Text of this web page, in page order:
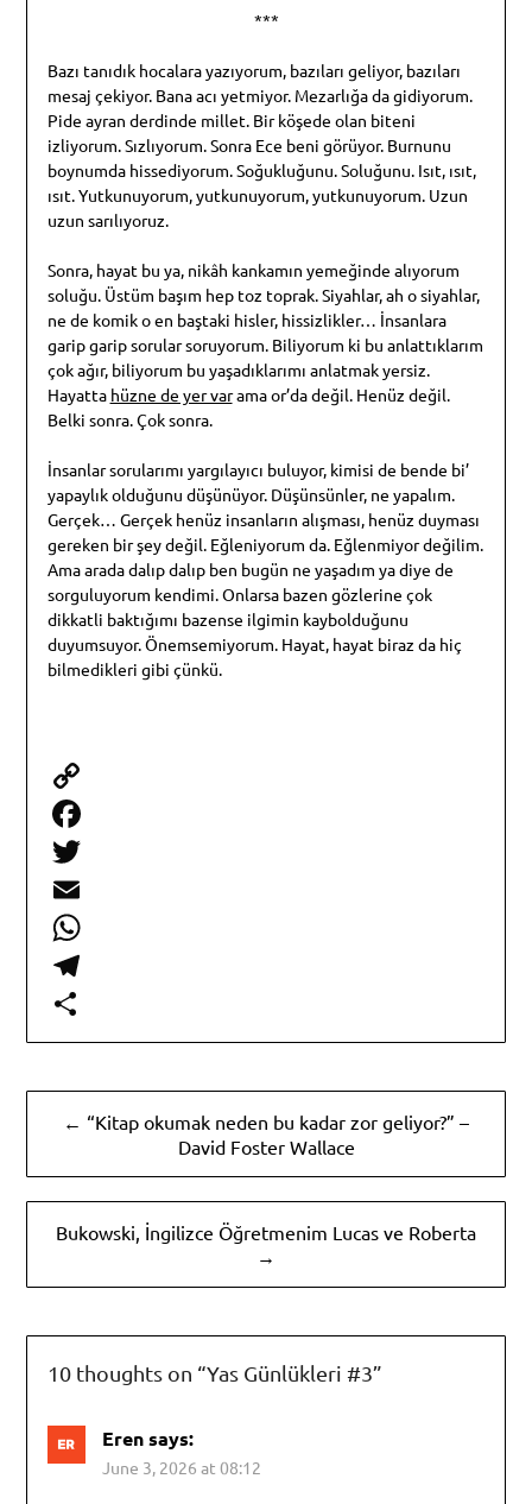
***
Bazı tanıdık hocalara yazıyorum, bazıları geliyor, bazıları
mesaj çekiyor. Bana acı yetmiyor. Mezarlığa da gidiyorum.
Pide ayran derdinde millet. Bir köşede olan biteni
izliyorum. Sızlıyorum. Sonra Ece beni görüyor. Burnunu
boynumda hissediyorum. Soğukluğunu. Soluğunu. Isıt, ısıt,
ısıt. Yutkunuyorum, yutkunuyorum, yutkunuyorum. Uzun
uzun sarılıyoruz.
Sonra, hayat bu ya, nikâh kankamın yemeğinde alıyorum
soluğu. Üstüm başım hep toz toprak. Siyahlar, ah o siyahlar,
ne de komik o en baştaki hisler, hissizlikler… İnsanlara
garip garip sorular soruyorum. Biliyorum ki bu anlattıklarım
çok ağır, biliyorum bu yaşadıklarımı anlatmak yersiz.
Hayatta hüzne de yer varama or’da değil. Henüz değil.
Belki sonra. Çok sonra.
İnsanlar sorularımı yargılayıcı buluyor, kimisi de bende bi’
yapaylık olduğunu düşünüyor. Düşünsünler, ne yapalım.
Gerçek… Gerçek henüz insanların alışması, henüz duyması
gereken bir şey değil. Eğleniyorum da. Eğlenmiyor değilim.
Ama arada dalıp dalıp ben bugün ne yaşadım ya diye de
sorguluyorum kendimi. Onlarsa bazen gözlerine çok
dikkatli baktığımı bazense ilgimin kaybolduğunu
duyumsuyor. Önemsemiyorum. Hayat, hayat biraz da hiç
bilmedikleri gibi çünkü.
Copy
Link
Facebook
Twitter
Email
WhatsApp
Telegram
Share
Post
← “Kitap okumak neden bu kadar zor geliyor?” –
David Foster Wallace
Bukowski, İngilizce Öğretmenim Lucas ve Roberta
→
10 thoughts on “Yas Günlükleri #3”
Eren says:
June 3, 2026 at 08:12